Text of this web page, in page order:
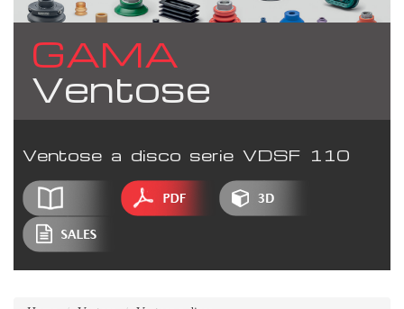
GAMA
Ventose
Ventose a disco serie VDSF 110